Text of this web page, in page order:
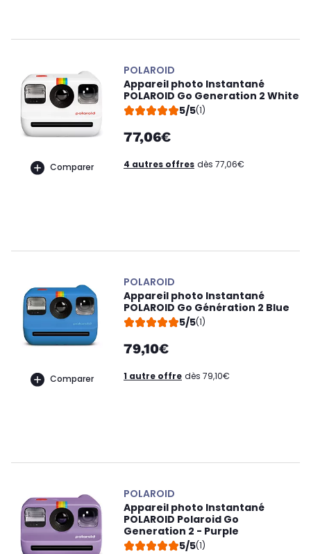
Comparer
POLAROID
Appareil photo Instantané
POLAROID Go Generation 2 White
5/5(1)
77,06€
4 autres offres dès 77,06€
Comparer
POLAROID
Appareil photo Instantané
POLAROID Go Génération 2 Blue
5/5(1)
79,10€
1 autre offre dès 79,10€
POLAROID
Appareil photo Instantané
POLAROID Polaroid Go
Generation 2 - Purple
5/5(1)